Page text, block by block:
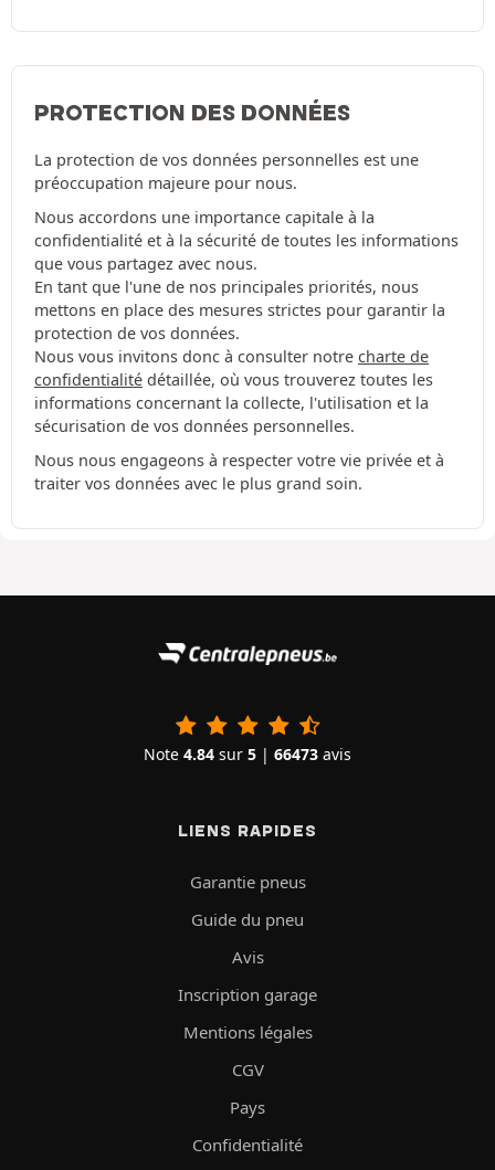
PROTECTION DES DONNÉES
La protection de vos données personnelles est une
préoccupation majeure pour nous.
Nous accordons une importance capitale à la
confidentialité et à la sécurité de toutes les informations
que vous partagez avec nous.
En tant que l'une de nos principales priorités, nous
mettons en place des mesures strictes pour garantir la
protection de vos données.
Nous vous invitons donc à consulter notre charte de
confidentialité détaillée, où vous trouverez toutes les
informations concernant la collecte, l'utilisation et la
sécurisation de vos données personnelles.
Nous nous engageons à respecter votre vie privée et à
traiter vos données avec le plus grand soin.
Note 4.84 sur 5 | 66473 avis
LIENS RAPIDES
Garantie pneus
Guide du pneu
Avis
Inscription garage
Mentions légales
CGV
Pays
Confidentialité